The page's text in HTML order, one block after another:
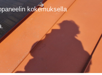
kokemuksella